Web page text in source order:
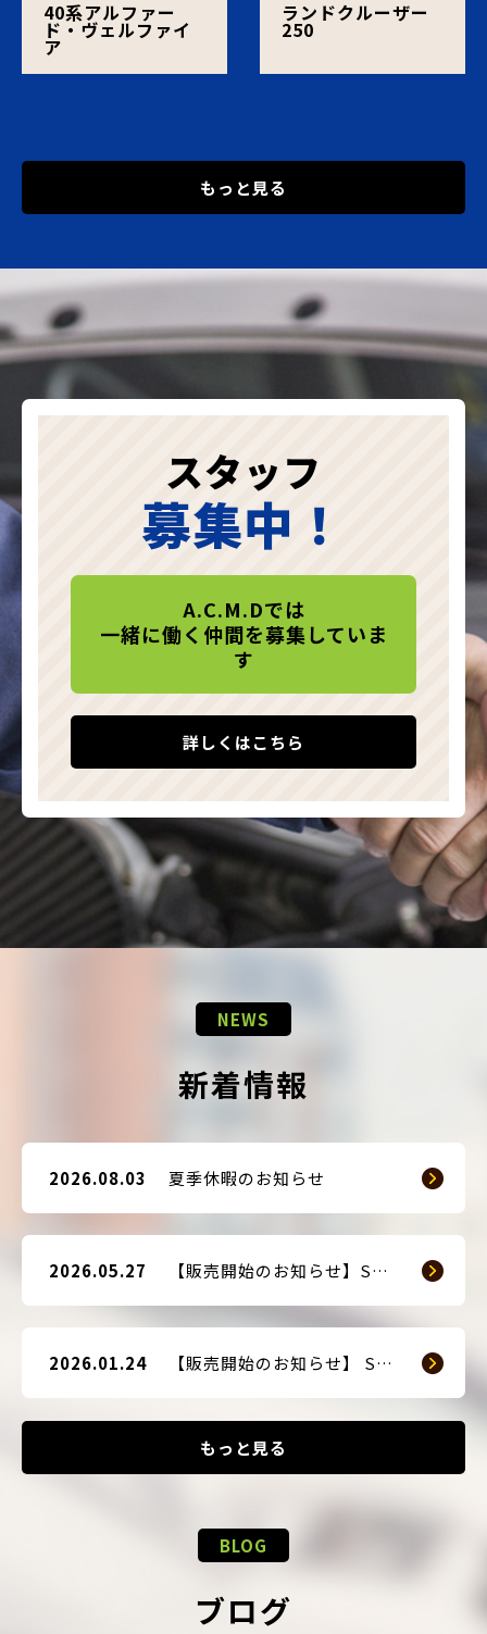
40系アルファー
ド・ヴェルファイ
ア
ランドクルーザー
250
もっと見る
スタッフ
募集中！
A.C.M.Dでは
一緒に働く仲間を募集していま
す
詳しくはこちら
NEWS
新着情報
もっと見る
2026.08.03 夏季休暇のお知らせ
2026.05.27 【販売開始のお知らせ】SMART GUARD 3
2026.01.24 【販売開始のお知らせ】 SMART BLOCKER 2nd-Edition Plus
BLOG
ブログ